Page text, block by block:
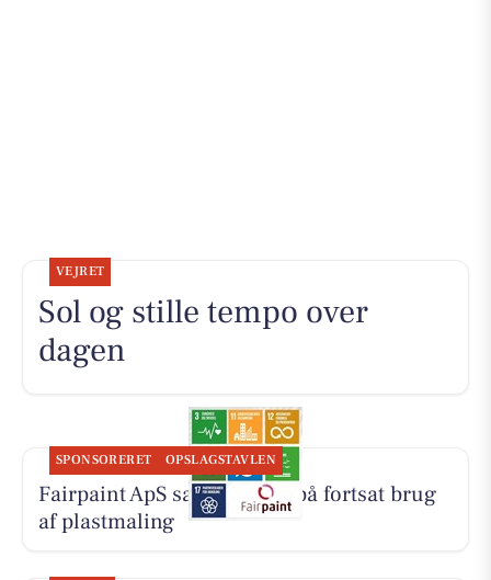
VEJRET
Sol og stille tempo over
dagen
SPONSORERET OPSLAGSTAVLEN
Fairpaint ApS sætter fokus på fortsat brug
af plastmaling